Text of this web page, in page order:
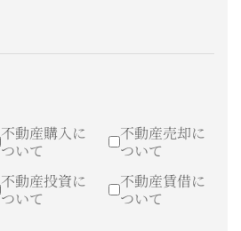
不動産購入に
ついて
不動産売却に
ついて
不動産投資に
ついて
不動産賃借に
ついて